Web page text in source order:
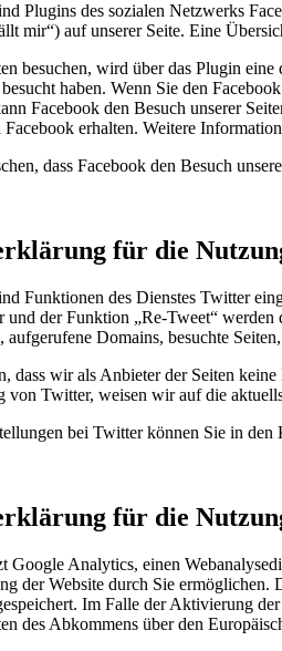
Plugins des sozialen Netzwerks
mir“) auf unserer Seite. Eine
besuchen, wird über das Plugin
besucht haben. Wenn Sie den
Facebook den Besuch unserer
erhalten. Weitere
dass Facebook den Besuch
für die
Funktionen des Dienstes Twitter
der Funktion „Re-Tweet“
aufgerufene Domains, besuchte
dass wir als Anbieter der Seiten
von Twitter, weisen wir auf die
bei Twitter können Sie in
für die
Google Analytics, einen
der Website durch Sie
Im Falle der Aktivierung
des Abkommens über den